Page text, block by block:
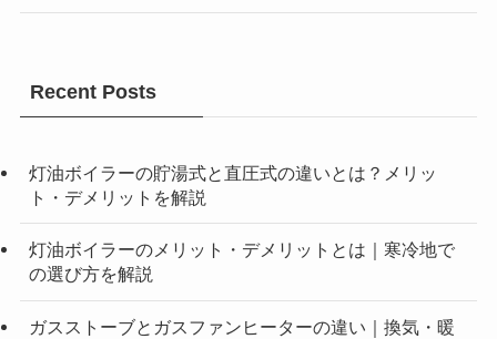
Recent Posts
灯油ボイラーの貯湯式と直圧式の違いとは？メリッ
ト・デメリットを解説
灯油ボイラーのメリット・デメリットとは｜寒冷地で
の選び方を解説
ガスストーブとガスファンヒーターの違い｜換気・暖